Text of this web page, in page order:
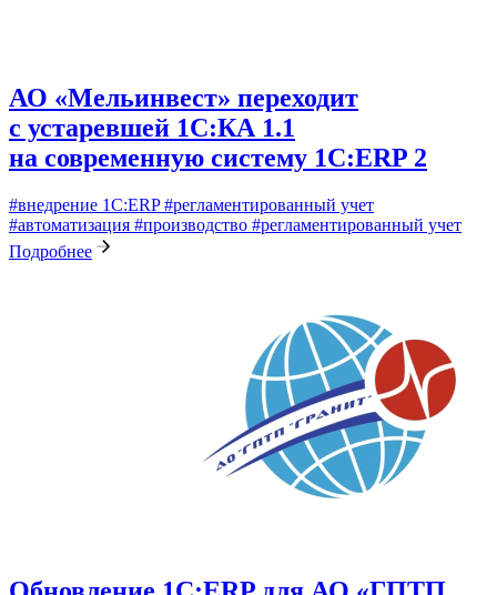
АО «Мельинвест» переходит
с устаревшей 1С:КА 1.1
на современную систему 1С:ERP 2
#внедрение 1С:ERP #регламентированный учет
#автоматизация #производство #регламентированный учет
Подробнее